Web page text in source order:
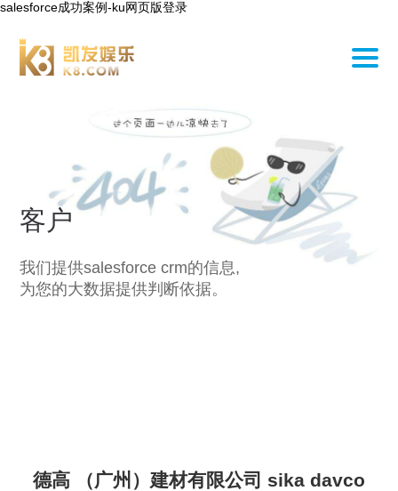
salesforce成功案例-ku网页版登录
客户
我们提供salesforce crm的信息,
为您的大数据提供判断依据。
德高 （广州）建材有限公司 sika davco